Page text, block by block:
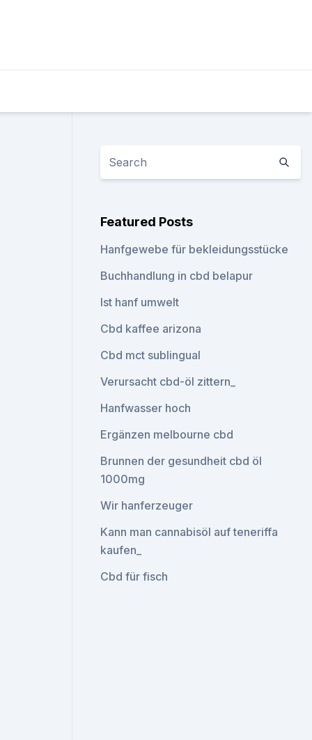
Featured Posts
Hanfgewebe für bekleidungsstücke
Buchhandlung in cbd belapur
Ist hanf umwelt
Cbd kaffee arizona
Cbd mct sublingual
Verursacht cbd-öl zittern_
Hanfwasser hoch
Ergänzen melbourne cbd
Brunnen der gesundheit cbd öl
1000mg
Wir hanferzeuger
Kann man cannabisöl auf teneriffa
kaufen_
Cbd für fisch